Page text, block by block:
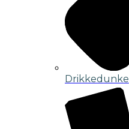
Drikkedunke